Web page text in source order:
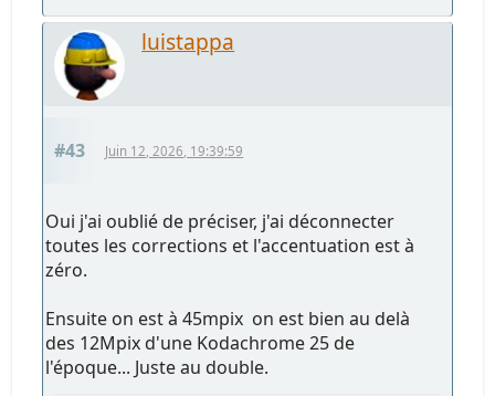
luistappa
#43 Juin 12, 2026, 19:39:59
Oui j'ai oublié de préciser, j'ai déconnecter
toutes les corrections et l'accentuation est à
zéro.
Ensuite on est à 45mpix on est bien au delà
des 12Mpix d'une Kodachrome 25 de
l'époque... Juste au double.